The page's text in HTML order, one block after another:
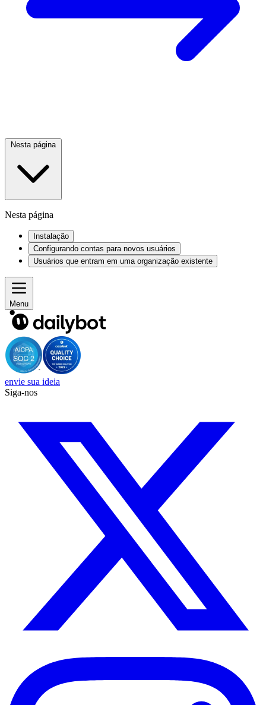
Nesta página
Nesta página
Instalação
Configurando contas para novos usuários
Usuários que entram em uma organização existente
Menu
envie sua ideia
Siga-nos